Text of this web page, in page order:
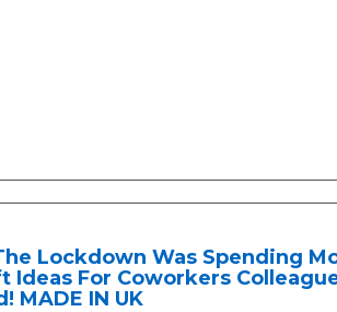
Lockdown Was Spending
Ideas For Coworkers
MADE IN UK